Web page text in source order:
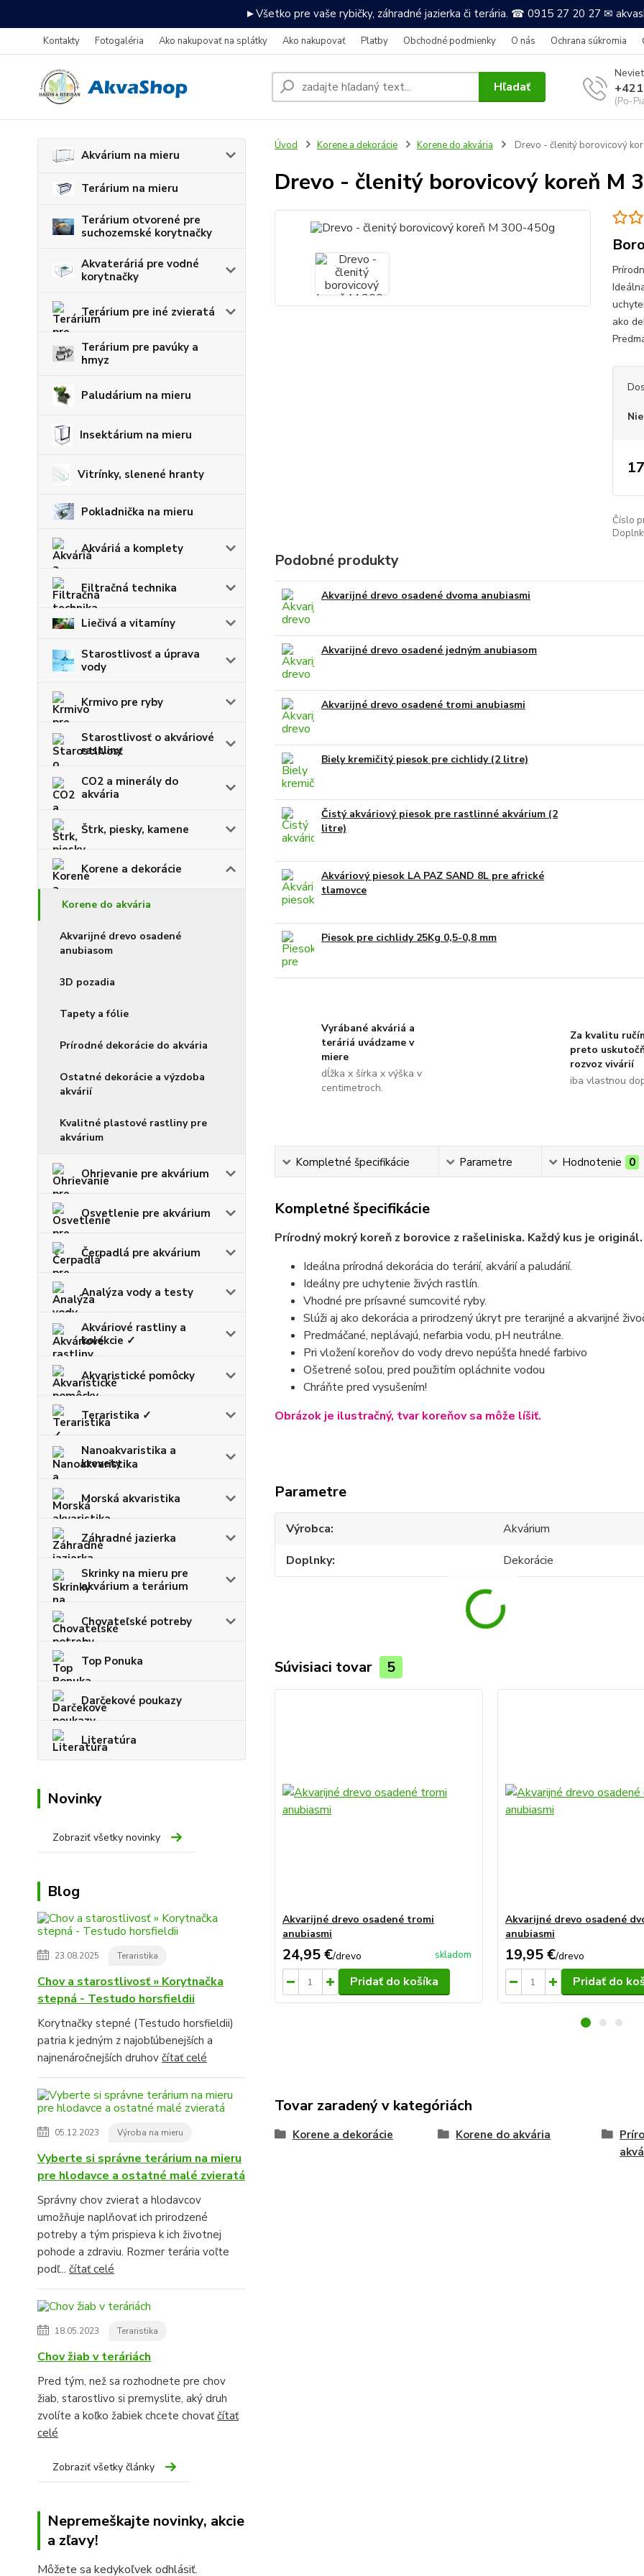
►Všetko pre vaše rybičky, záhradné jazierka či terária. ☎ 0915 27 20 27 ✉
Kontakty Fotogaléria Ako nakupovať na splátky Ako nakupovať Platby Obchodné podmienky O nás Ochrana súkromia
Hľadať
(Po-
Akvárium na mieru
Terárium na mieru
Terárium otvorené pre
suchozemské korytnačky
Akvateráriá pre vodné
korytnačky
Terárium pre iné zvieratá
Terárium pre pavúky a
hmyz
Paludárium na mieru
Insektárium na mieru
Vitrínky, slenené hranty
Pokladnička na mieru
Akváriá a komplety
Filtračná technika
Liečivá a vitamíny
Starostlivosť a úprava
vody
Krmivo pre ryby
Starostlivosť o akváriové
rastliny
CO2 a minerály do
akvária
Štrk, piesky, kamene
Korene a dekorácie
Korene do akvária
Akvarijné drevo osadené
anubiasom
3D pozadia
Tapety a fólie
Prírodné dekorácie do akvária
Ostatné dekorácie a výzdoba
akvárií
Kvalitné plastové rastliny pre
akvárium
Ohrievanie pre akvárium
Osvetlenie pre akvárium
Čerpadlá pre akvárium
Analýza vody a testy
Akváriové rastliny a
kolekcie ✓
Akvaristické pomôcky
Teraristika ✓
Nanoakvaristika a
krevety
Morská akvaristika
Záhradné jazierka
Skrinky na mieru pre
akvárium a terárium
Chovateľské potreby
Top Ponuka
Darčekové poukazy
Literatúra
Novinky
Zobraziť všetky novinky
Blog
23.08.2025 Teraristika
Chov a starostlivosť » Korytnačka
stepná - Testudo horsfieldii
Korytnačky stepné (Testudo horsfieldii)
patria k jedným z najobľúbenejších a
najnenáročnejších druhov čítať celé
05.12.2023 Výroba na mieru
Vyberte si správne terárium na mieru
pre hlodavce a ostatné malé zvieratá
Správny chov zvierat a hlodavcov
umožňuje naplňovať ich prirodzené
potreby a tým prispieva k ich životnej
pohode a zdraviu. Rozmer terária voľte
podľ... čítať celé
18.05.2023 Teraristika
Chov žiab v teráriách
Pred tým, než sa rozhodnete pre chov
žiab, starostlivo si premyslite, aký druh
zvolíte a koľko žabiek chcete chovaťčítať
celé
Zobraziť všetky články
Nepremeškajte novinky, akcie
a zľavy!
Môžete sa kedykoľvek odhlásiť.
Úvod Korene a dekorácie Korene do akvária Drevo - členitý borovicový
Drevo - členitý borovicový koreň M
ako
Číslo
Podobné produkty
Akvarijné drevo osadené dvoma anubiasmi
Akvarijné drevo osadené jedným anubiasom
Akvarijné drevo osadené tromi anubiasmi
Biely kremičitý piesok pre cichlidy (2 litre)
Čistý akváriový piesok pre rastlinné akvárium (2
litre)
Akváriový piesok LA PAZ SAND 8L pre africké
tlamovce
Piesok pre cichlidy 25Kg 0,5-0,8 mm
Vyrábané akváriá a
teráriá uvádzame v
miere
dĺžka x šírka x výška v
centimetroch.
Za kvalitu
preto
rozvoz vivárií
iba vlastnou
Kompletné špecifikácie Parametre Hodnotenie 0
Kompletné špecifikácie
Prírodný mokrý koreň z borovice z rašeliniska. Každý kus je originál.
Ideálna prírodná dekorácia do terárií, akvárií a paludárií.
Ideálny pre uchytenie živých rastlín.
Vhodné pre prísavné sumcovité ryby.
Slúži aj ako dekorácia a prirodzený úkryt pre terarijné a akvarijné
Predmáčané, neplávajú, nefarbia vodu, pH neutrálne.
Pri vložení koreňov do vody drevo nepúšťa hnedé farbivo
Ošetrené soľou, pred použitím opláchnite vodou
Chráňte pred vysušením!
Obrázok je ilustračný, tvar koreňov sa môže líšiť.
Parametre
Výrobca
Akvárium
Doplnky
Dekorácie
Súvisiaci tovar 5
Akvarijné drevo osadené tromi
anubiasmi
24,95 €/drevo skladom
Pridať do košíka
Akvarijné drevo osadené
anubiasmi
19,95 €/drevo
Pridať do
Tovar zaradený v kategóriách
Korene a dekorácie Korene do akvária